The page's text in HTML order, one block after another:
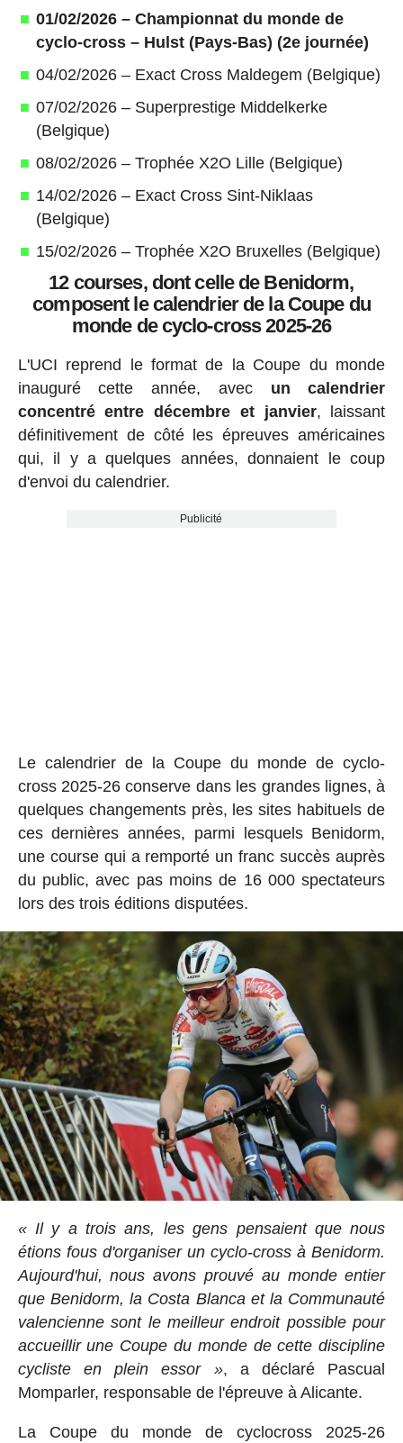
01/02/2026 – Championnat du monde de
cyclo-cross – Hulst (Pays-Bas) (2e journée)
04/02/2026 – Exact Cross Maldegem (Belgique)
07/02/2026 – Superprestige Middelkerke
(Belgique)
08/02/2026 – Trophée X2O Lille (Belgique)
14/02/2026 – Exact Cross Sint-Niklaas
(Belgique)
15/02/2026 – Trophée X2O Bruxelles (Belgique)
12 courses, dont celle de Benidorm,
composent le calendrier de la Coupe du
monde de cyclo-cross 2025-26
L'UCI reprend le format de la Coupe du monde
inauguré cette année, avecun calendrier
concentré entre décembre et janvier, laissant
définitivement de côté les épreuves américaines
qui, il y a quelques années, donnaient le coup
d'envoi du calendrier.
Publicité
Le calendrier de la Coupe du monde de cyclo-
cross 2025-26 conserve dans les grandes lignes, à
quelques changements près, les sites habituels de
ces dernières années, parmi lesquels Benidorm,
une course qui a remporté un franc succès auprès
du public, avec pas moins de 16 000 spectateurs
lors des trois éditions disputées.
« Il y a trois ans, les gens pensaient que nous
étions fous d'organiser un cyclo-cross à Benidorm.
Aujourd'hui, nous avons prouvé au monde entier
que Benidorm, la Costa Blanca et la Communauté
valencienne sont le meilleur endroit possible pour
accueillir une Coupe du monde de cette discipline
cycliste en plein essor », a déclaré Pascual
Momparler, responsable de l'épreuve à Alicante.
La Coupe du monde de cyclocross 2025-26